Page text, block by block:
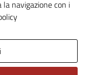
navigazione con i
cookie
necessari
sito e non